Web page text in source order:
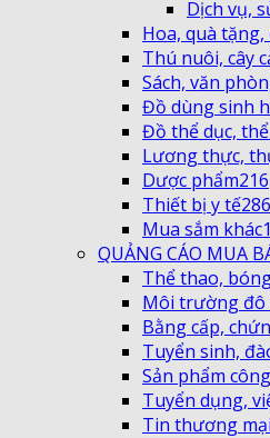
Dịch vụ,
Hoa, quà tặng,
Thú nuôi, cây
Sách, văn
Đồ dùng sinh
Đồ thể dục,
Lương thực,
Dược phẩm216
Thiết bị y tế286
Mua sắm khác
QUẢNG CÁO MUA
Thể thao,
Môi trường đô
Bằng cấp,
Tuyển sinh,
Sản phẩm
Tuyển dụng,
Tin thương